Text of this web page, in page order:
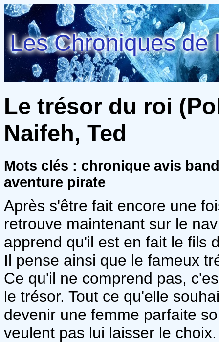
Les Chroniques de
Le trésor du roi
Naifeh, Ted
Mots clés : chronique avis
aventure pirate
Après s'être fait encore une
retrouve maintenant sur le
apprend qu'il est en fait le fils
Il pense ainsi que le fameux
Ce qu'il ne comprend pas,
le trésor. Tout ce qu'elle
devenir une femme parfaite
veulent pas lui laisser le choix.